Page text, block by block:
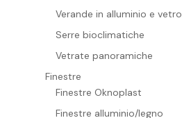
Verande in alluminio e vetro
Serre bioclimatiche
Vetrate panoramiche
Finestre
Finestre Oknoplast
Finestre alluminio/legno